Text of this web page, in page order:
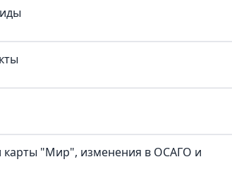
карты "Мир", изменения в ОСАГО и